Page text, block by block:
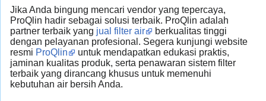
Jika Anda bingung mencari vendor yang tepercaya,
ProQlin hadir sebagai solusi terbaik. ProQlin adalah
partner terbaik yang jual filter air
berkualitas tinggi
dengan pelayanan profesional. Segera kunjungi website
resmi ProQlin
untuk mendapatkan edukasi praktis,
jaminan kualitas produk, serta penawaran sistem filter
terbaik yang dirancang khusus untuk memenuhi
kebutuhan air bersih Anda.